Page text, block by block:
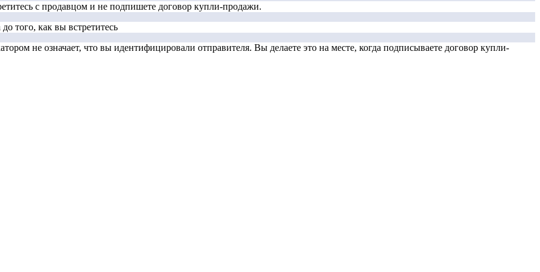
с продавцом и не подпишете договор купли-продажи.
того, как вы встретитесь
не означает, что вы идентифицировали отправителя. Вы делаете это на месте, когда подписываете договор купли-